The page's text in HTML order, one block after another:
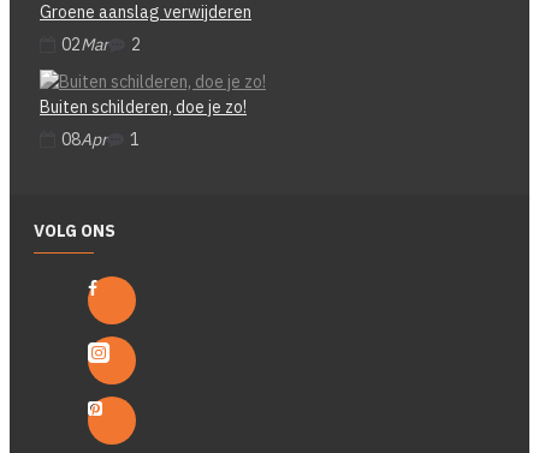
Groene aanslag verwijderen
02Mar 2
Buiten schilderen, doe je zo!
08Apr 1
VOLG ONS